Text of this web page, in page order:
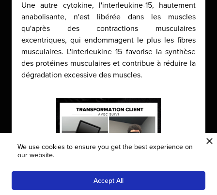
Une autre cytokine, l'interleukine-15, hautement
anabolisante, n'est libérée dans les muscles
qu'après des contractions musculaires
excentriques, qui endommagent le plus les fibres
musculaires. L'interleukine 15 favorise la synthèse
des protéines musculaires et contribue à réduire la
dégradation excessive des muscles.
💬
Diagnostic complet gratuit
DISCOVERY SCAN GRATUIT
×
We use cookies to ensure you get the best experience on
our website.
Accept All